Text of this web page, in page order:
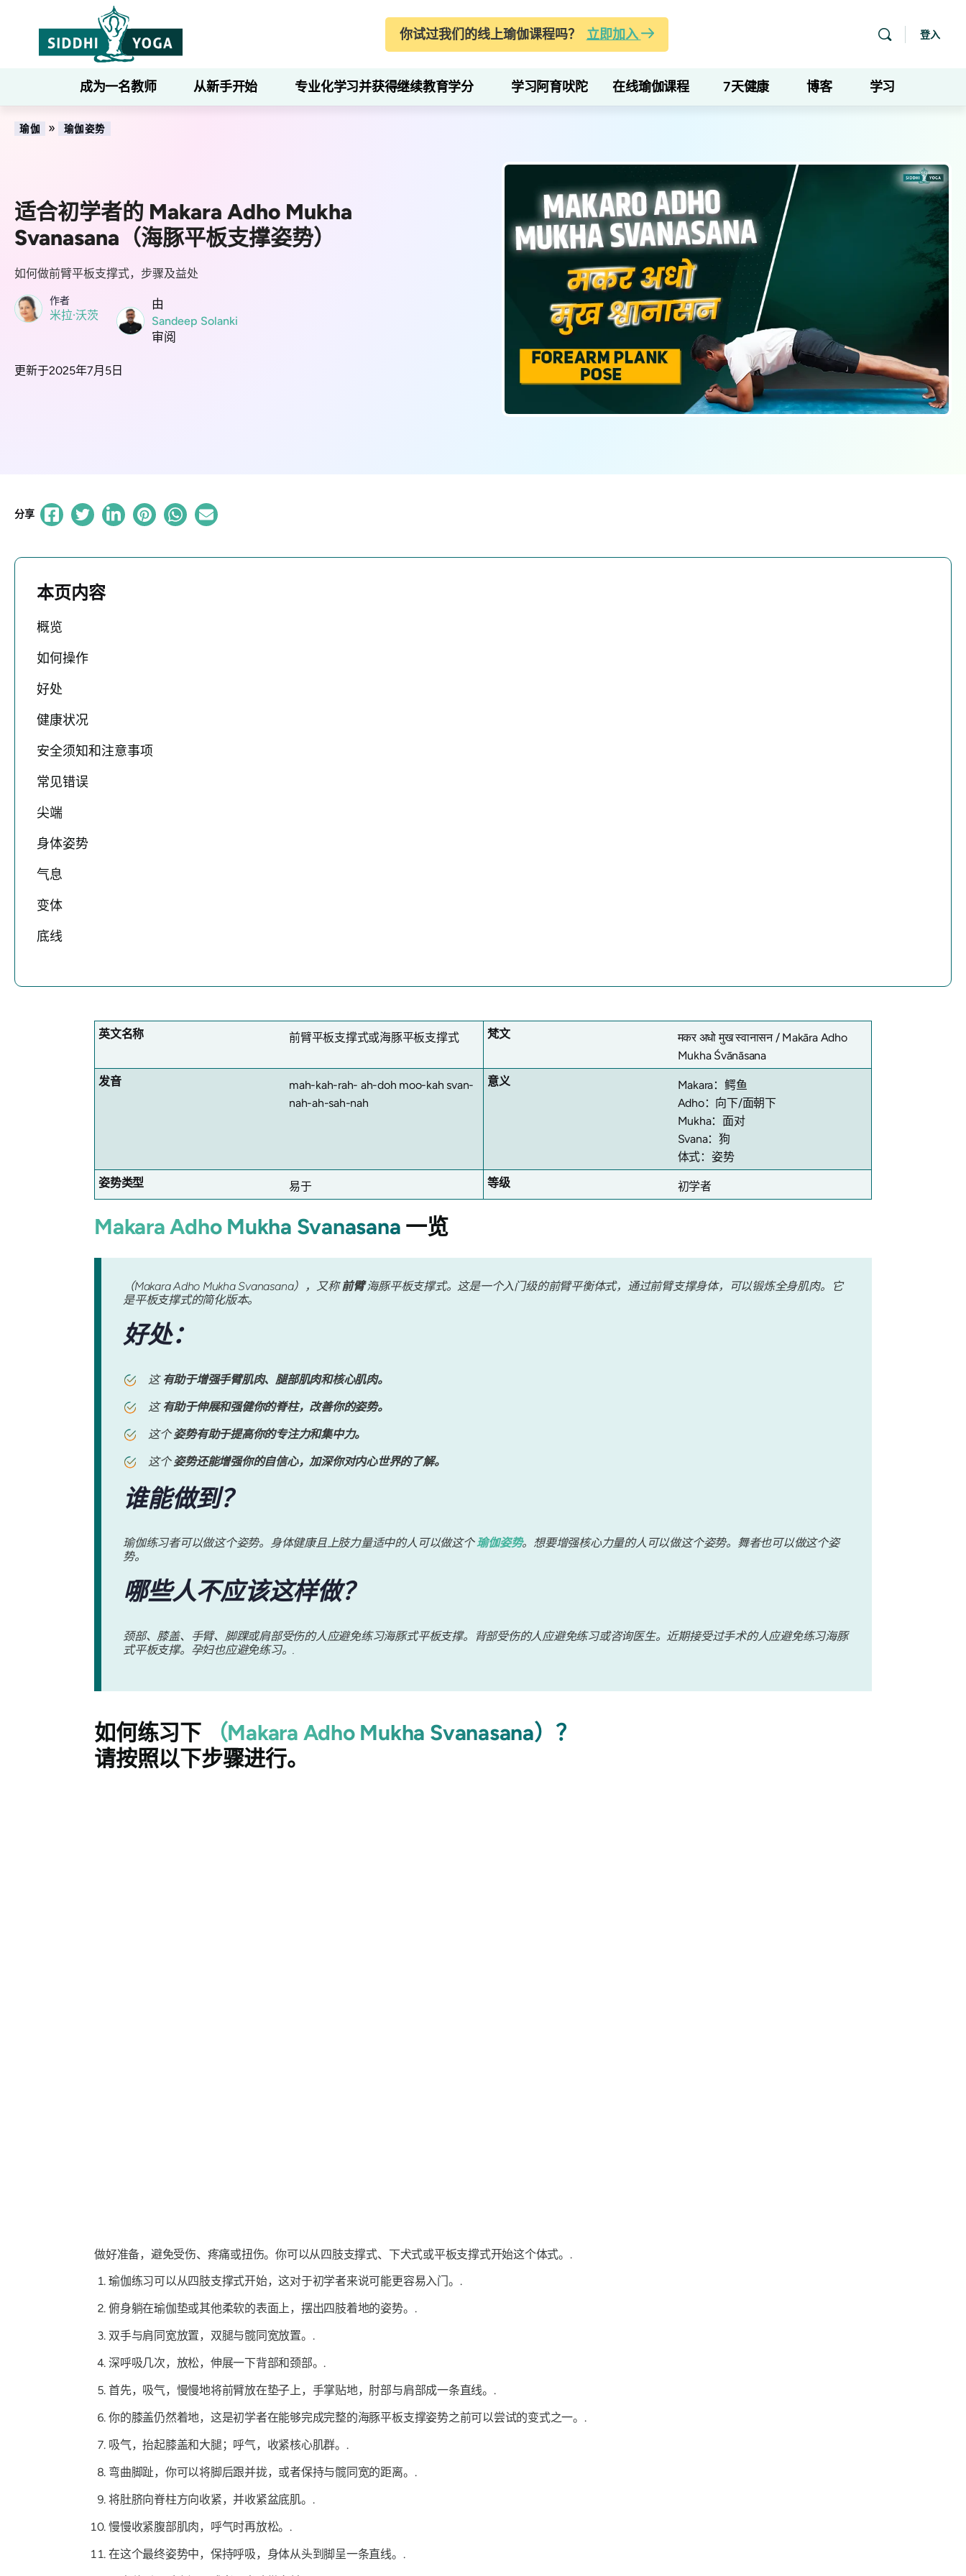
你试过我们的线上瑜伽课程吗？ 立即加入 登入
成为一名教师 从新手开始 专业化学习并获得继续教育学分 学习阿育吠陀 在线瑜伽课程 7天健康 博客 学习
瑜伽 » 瑜伽姿势
适合初学者的 Makara Adho Mukha
Svanasana（海豚平板支撑姿势）
如何做前臂平板支撑式，步骤及益处
作者
米拉·沃茨
由
Sandeep Solanki
审阅
更新于2025年7月5日
分享
本页内容
概览
如何操作
好处
健康状况
安全须知和注意事项
常见错误
尖端
身体姿势
气息
变体
底线
英文名称 前臂平板支撑式或海豚平板支撑式 梵文 मकर अधो मुख स्वानासन / Makāra Adho
Mukha Śvānāsana
发音
mah-kah-rah- ah-doh moo-kah svan-
nah-ah-sah-nah
意义
Makara：鳄鱼
Adho：向下/面朝下
Mukha：面对
Svana：狗
体式：姿势
姿势类型
易于 等级 初学者
Makara Adho Mukha Svanasana 一览
（Makara Adho Mukha Svanasana），又称前臂海豚平板支撑式。这是一个入门级的前臂平衡体式，通过前臂支撑身体，可以锻炼全身肌肉。它
是平板支撑式的简化版本。
好处：
这 有助于增强手臂肌肉、腿部肌肉和核心肌肉。
这 有助于伸展和强健你的脊柱，改善你的姿势。
这个姿势有助于提高你的专注力和集中力。
这个姿势还能增强你的自信心，加深你对内心世界的了解。
谁能做到？
瑜伽练习者可以做这个姿势。身体健康且上肢力量适中的人可以做这个瑜伽姿势。想要增强核心力量的人可以做这个姿势。舞者也可以做这个姿
势。
哪些人不应该这样做？
颈部、膝盖、手臂、脚踝或肩部受伤的人应避免练习海豚式平板支撑。背部受伤的人应避免练习或咨询医生。近期接受过手术的人应避免练习海豚
式平板支撑。孕妇也应避免练习。.
如何练习下
（Makara Adho Mukha Svanasana）？
请按照以下步骤进行。
做好准备，避免受伤、疼痛或扭伤。你可以从四肢支撑式、下犬式或平板支撑式开始这个体式。.
瑜伽练习可以从四肢支撑式开始，这对于初学者来说可能更容易入门。.
俯身躺在瑜伽垫或其他柔软的表面上，摆出四肢着地的姿势。.
双手与肩同宽放置，双腿与髋同宽放置。.
深呼吸几次，放松，伸展一下背部和颈部。.
首先，吸气，慢慢地将前臂放在垫子上，手掌贴地，肘部与肩部成一条直线。.
你的膝盖仍然着地，这是初学者在能够完成完整的海豚平板支撑姿势之前可以尝试的变式之一。.
吸气，抬起膝盖和大腿；呼气，收紧核心肌群。.
弯曲脚趾，你可以将脚后跟并拢，或者保持与髋同宽的距离。.
将肚脐向脊柱方向收紧，并收紧盆底肌。.
慢慢收紧腹部肌肉，呼气时再放松。.
在这个最终姿势中，保持呼吸，身体从头到脚呈一条直线。.